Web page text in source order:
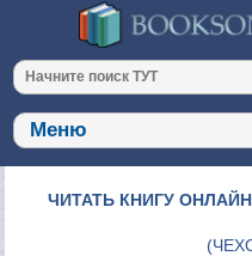
ЧИТАТЬ КНИГУ
(